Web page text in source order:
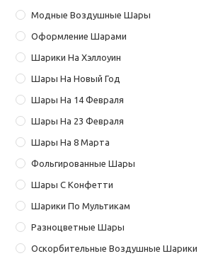
Модные Воздушные Шары
Оформление Шарами
Шарики На Хэллоуин
Шары На Новый Год
Шары На 14 Февраля
Шары На 23 Февраля
Шары На 8 Марта
Фольгированные Шары
Шары С Конфетти
Шарики По Мультикам
Разноцветные Шары
Оскорбительные Воздушные Шарики